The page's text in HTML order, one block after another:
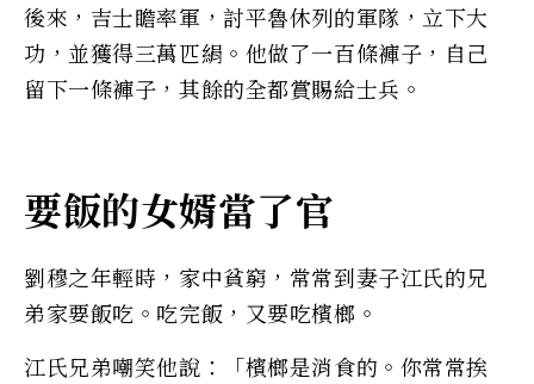
後來，吉士瞻率軍，討平魯休列的軍隊，立下大
功，並獲得三萬匹絹。他做了一百條褲子，自己
留下一條褲子，其餘的全都賞賜給士兵。
要飯的女婿當了官
劉穆之年輕時，家中貧窮，常常到妻子江氏的兄
弟家要飯吃。吃完飯，又要吃檳榔。
江氏兄弟嘲笑他說：「檳榔是消食的。你常常挨